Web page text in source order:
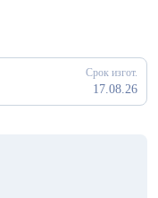
Срок изгот.
17.08.26